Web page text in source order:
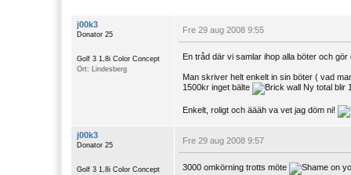
j00k3
Donator 25
Golf 3 1,8i Color Concept
Ort: Lindesberg
Fre 29 aug 2008 9:55
En tråd där vi samlar ihop alla böter och gör
Man skriver helt enkelt in sin böter ( vad
1500kr inget bälte
Ny total blir
Enkelt, roligt och äääh va vet jag döm ni!
j00k3
Donator 25
Golf 3 1,8i Color Concept
Fre 29 aug 2008 9:57
3000 omkörning trotts möte